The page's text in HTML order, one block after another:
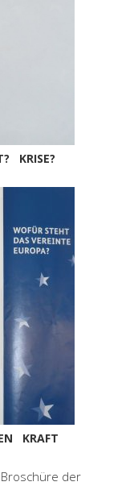
KRISE?
KRAFT
der